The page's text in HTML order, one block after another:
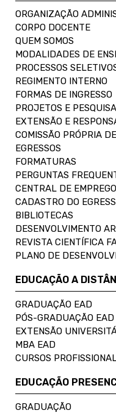
ORGANIZAÇÃO
CORPO DOCENTE
QUEM SOMOS
MODALIDADES DE
PROCESSOS
REGIMENTO INTERNO
FORMAS DE INGRESSO
PROJETOS E
EXTENSÃO E
COMISSÃO PRÓPRIA
EGRESSOS
FORMATURAS
PERGUNTAS
CENTRAL DE
CADASTRO DO
BIBLIOTECAS
DESENVOLVIMENTO
REVISTA CIENTÍFICA
PLANO DE
EDUCAÇÃO A
GRADUAÇÃO EAD
PÓS-GRADUAÇÃO EAD
EXTENSÃO
MBA EAD
CURSOS
EDUCAÇÃO
GRADUAÇÃO